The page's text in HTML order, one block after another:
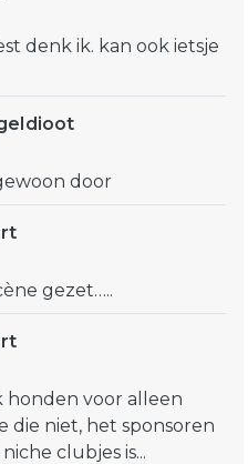
denk ik. kan ook ietsje
door
gezet…..
honden voor alleen
die niet, het sponsoren
clubjes is...